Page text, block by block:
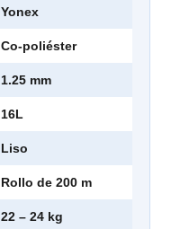
Yonex
Co-poliéster
1.25 mm
16L
Liso
Rollo de 200 m
22 – 24 kg